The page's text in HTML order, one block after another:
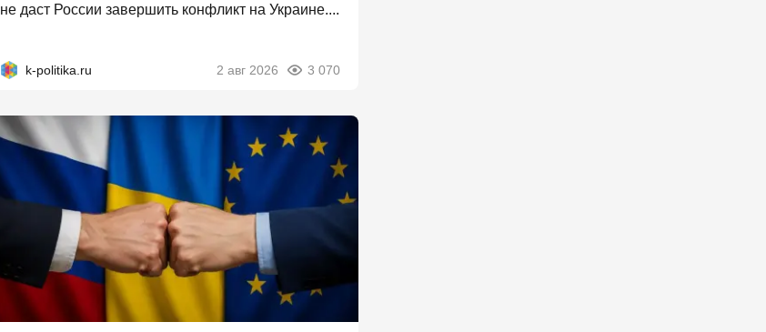
не даст России завершить конфликт на Украине....
k-politika.ru 2 авг 2026 3 070